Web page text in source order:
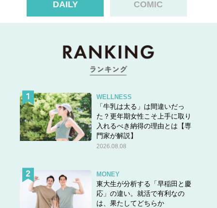
DAILY COMIC
WELLNESS
「牛乳は太る」は間違いだっ
た？更年期女性こそ上手に取り
入れるべき納得の理由とは【専
門家が解説】
2026.08.08
MONEY
東大生が分析する「早稲田と慶
応」の違い。就活で有利なの
は、果たしてどちらか